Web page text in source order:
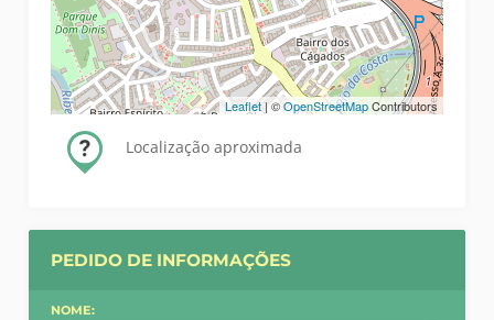
Leaflet| ©OpenStreetMapContributors
Localização aproximada
PEDIDO DE INFORMAÇÕES
NOME: